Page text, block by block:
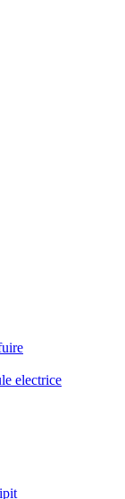
electrice